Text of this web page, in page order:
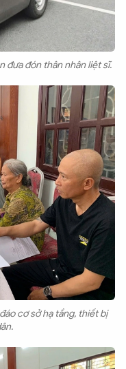
đưa đón thân nhân liệt sĩ.
cơ sở hạ tầng, thiết bị